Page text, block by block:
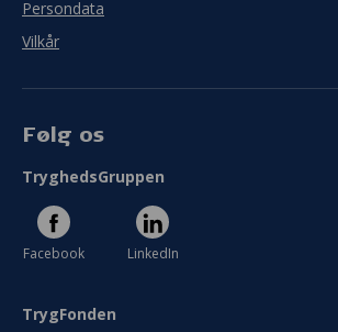
Persondata
Vilkår
Følg os
TryghedsGruppen
Facebook LinkedIn
TrygFonden